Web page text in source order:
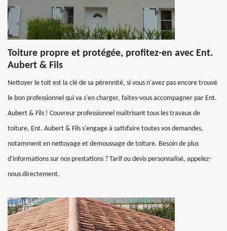
Toiture propre et protégée, profitez-en avec Ent.
Aubert & Fils
Nettoyer le toit est la clé de sa pérennité, si vous n'avez pas encore trouvé
le bon professionnel qui va s'en charger, faites-vous accompagner par Ent.
Aubert & Fils ! Couvreur professionnel maîtrisant tous les travaux de
toiture, Ent. Aubert & Fils s'engage à satisfaire toutes vos demandes,
notamment en nettoyage et demoussage de toiture. Besoin de plus
d'informations sur nos prestations ? Tarif ou devis personnalisé, appelez-
nous directement.